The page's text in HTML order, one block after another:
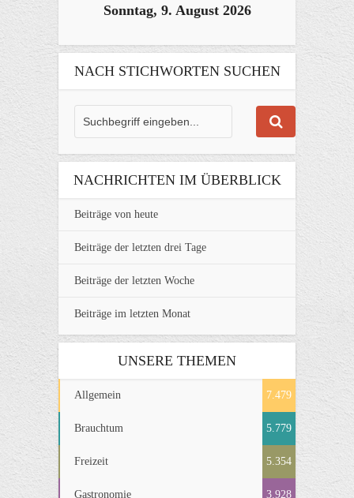
Sonntag, 9. August 2026
NACH STICHWORTEN SUCHEN
NACHRICHTEN IM ÜBERBLICK
Beiträge von heute
Beiträge der letzten drei Tage
Beiträge der letzten Woche
Beiträge im letzten Monat
UNSERE THEMEN
Allgemein 7.479
Brauchtum 5.779
Freizeit 5.354
Gastronomie 3.928